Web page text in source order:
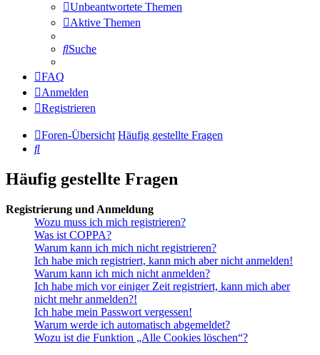
Unbeantwortete Themen
Aktive Themen
Suche
FAQ
Anmelden
Registrieren
Foren-Übersicht Häufig gestellte Fragen
Suche
Häufig gestellte Fragen
Registrierung und Anmeldung
Wozu muss ich mich registrieren?
Was ist COPPA?
Warum kann ich mich nicht registrieren?
Ich habe mich registriert, kann mich aber nicht anmelden!
Warum kann ich mich nicht anmelden?
Ich habe mich vor einiger Zeit registriert, kann mich aber
nicht mehr anmelden?!
Ich habe mein Passwort vergessen!
Warum werde ich automatisch abgemeldet?
Wozu ist die Funktion „Alle Cookies löschen“?